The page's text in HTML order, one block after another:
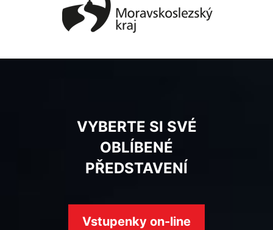
VYBERTE SI SVÉ
OBLÍBENÉ
PŘEDSTAVENÍ
Vstupenky on-line